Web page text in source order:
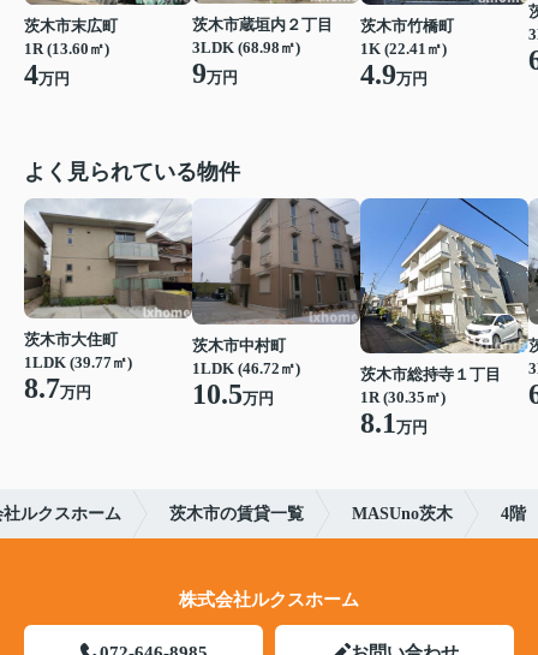
茨木市末広町
1R (13.60㎡)
4万円
茨木市蔵垣内２丁目
3LDK (68.98㎡)
9万円
茨木市竹橋町
1K (22.41㎡)
4.9万円
よく見られている物件
茨木市大住町
1LDK (39.77㎡)
8.7万円
茨木市中村町
1LDK (46.72㎡)
10.5万円
茨木市総持寺１丁目
1R (30.35㎡)
8.1万円
ルクスホーム 茨木市の賃貸一覧 MASUno茨木 4階
株式会社ルクスホーム